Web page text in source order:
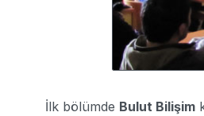
İlk bölümde Bulut Bilişim